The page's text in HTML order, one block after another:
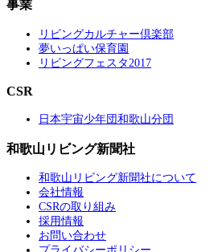
事業
リビングカルチャー倶楽部
夢いっぱい保育園
リビングフェスタ2017
CSR
日本宇宙少年団和歌山分団
和歌山リビング新聞社
和歌山リビング新聞社について
会社情報
CSRの取り組み
採用情報
お問い合わせ